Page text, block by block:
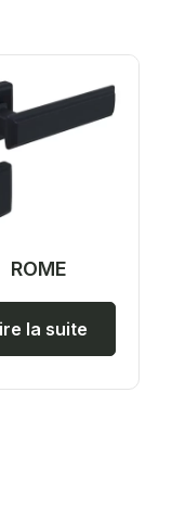
ROME
la suite